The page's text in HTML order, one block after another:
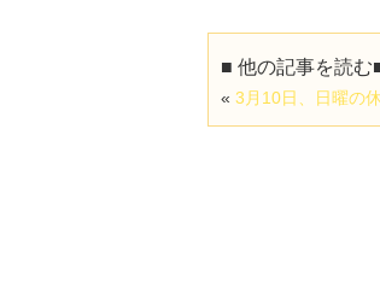
■ 他の記事を読む
« 3月10日、日曜の